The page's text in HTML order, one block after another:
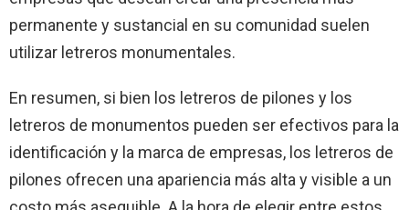
permanente y sustancial en su comunidad suelen
utilizar letreros monumentales.
En resumen, si bien los letreros de pilones y los
letreros de monumentos pueden ser efectivos para la
identificación y la marca de empresas, los letreros de
pilones ofrecen una apariencia más alta y visible a un